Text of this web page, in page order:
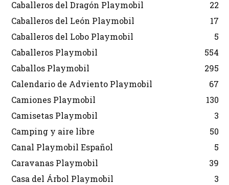
Caballeros del Dragón Playmobil
22
Caballeros del León Playmobil
17
Caballeros del Lobo Playmobil
5
Caballeros Playmobil
554
Caballos Playmobil
295
Calendario de Adviento Playmobil
67
Camiones Playmobil
130
Camisetas Playmobil
3
Camping y aire libre
50
Canal Playmobil Español
5
Caravanas Playmobil
39
Casa del Árbol Playmobil
3